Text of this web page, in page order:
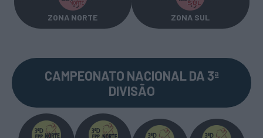
ZONA NORTE ZONA SUL
CAMPEONATO NACIONAL DA 3ª
DIVISÃO